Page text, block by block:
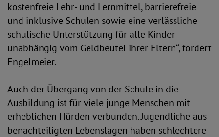
kostenfreie Lehr- und Lernmittel, barrierefreie
und inklusive Schulen sowie eine verlässliche
schulische Unterstützung für alle Kinder –
unabhängig vom Geldbeutel ihrer Eltern“, fordert
Engelmeier.
Auch der Übergang von der Schule in die
Ausbildung ist für viele junge Menschen mit
erheblichen Hürden verbunden. Jugendliche aus
benachteiligten Lebenslagen haben schlechtere